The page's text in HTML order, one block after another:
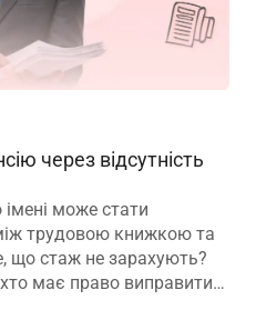
через відсутність
імені може стати
трудовою книжкою та
що стаж не зарахують?
має право виправити